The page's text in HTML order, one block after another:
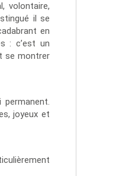
volontaire,
il se
en
: c’est un
se montrer
joyeux et